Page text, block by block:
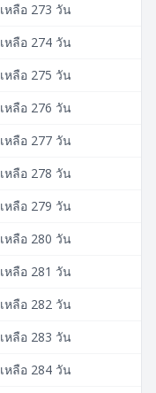
เหลือ 273 วัน
เหลือ 274 วัน
เหลือ 275 วัน
เหลือ 276 วัน
เหลือ 277 วัน
เหลือ 278 วัน
เหลือ 279 วัน
เหลือ 280 วัน
เหลือ 281 วัน
เหลือ 282 วัน
เหลือ 283 วัน
เหลือ 284 วัน